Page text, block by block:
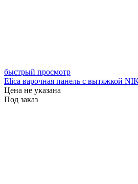
быстрый просмотр
Elica варочная панель с вытяжкой
Цена не указана
Под заказ